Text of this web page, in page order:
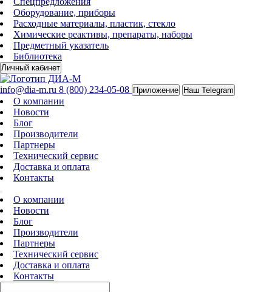
Оборудование, приборы
Расходные материалы, пластик, стекло
Химические реактивы, препараты, наборы
Предметный указатель
Библиотека
Личный кабинет
info@dia-m.ru 8 (800) 234-05-08 Приложение Наш Telegram
О компании
Новости
Блог
Производители
Партнеры
Технический сервис
Доставка и оплата
Контакты
О компании
Новости
Блог
Производители
Партнеры
Технический сервис
Доставка и оплата
Контакты